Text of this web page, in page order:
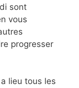
sont
vous
progresser
lieu tous les